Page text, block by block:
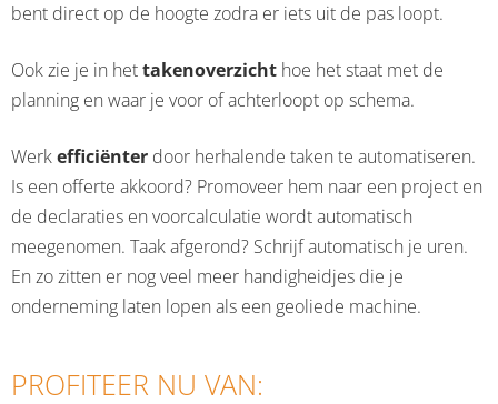
bent direct op de hoogte zodra er iets uit de pas loopt.
Ook zie je in hettakenoverzicht hoe het staat met de
planning en waar je voor of achterloopt op schema.
Werkefficiënter door herhalende taken te automatiseren.
Is een offerte akkoord? Promoveer hem naar een project en
de declaraties en voorcalculatie wordt automatisch
meegenomen. Taak afgerond? Schrijf automatisch je uren.
En zo zitten er nog veel meer handigheidjes die je
onderneming laten lopen als een geoliede machine.
PROFITEER NU VAN: